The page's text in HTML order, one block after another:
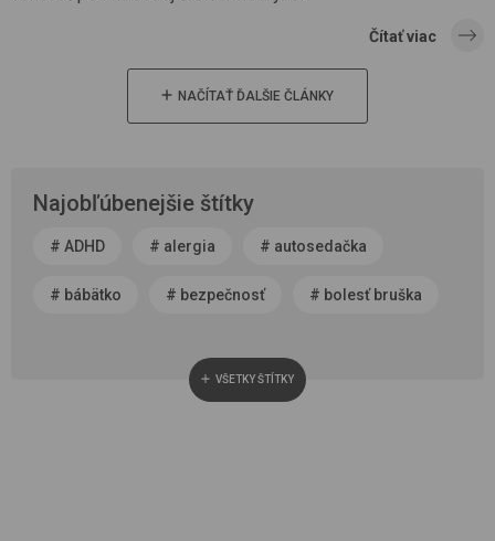
Čítať viac
NAČÍTAŤ ĎALŠIE ČLÁNKY
Najobľúbenejšie štítky
# ADHD # alergia # autosedačka
# bábätko # bezpečnosť # bolesť bruška
# chôdza, vývoj chodidla
VŠETKY ŠTÍTKY